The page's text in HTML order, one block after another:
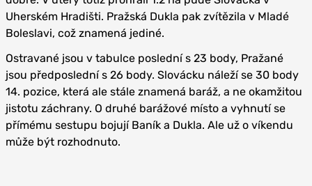
Uherském Hradišti. Pražská Dukla pak zvítězila v Mladé
Boleslavi, což znamená jediné.
Ostravané jsou v tabulce poslední s 23 body, Pražané
jsou předposlední s 26 body. Slovácku náleží se 30 body
14. pozice, která ale stále znamená baráž, a ne okamžitou
jistotu záchrany. O druhé barážové místo a vyhnutí se
přímému sestupu bojují Baník a Dukla. Ale už o víkendu
může být rozhodnuto.